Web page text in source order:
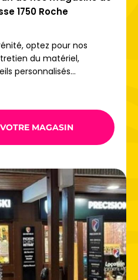
enfants.
tester le ski nocturne
ski, pour prolonger les
de la nuit !
au cœur du massif
1750 Roche
optez pour nos
du matériel,
personnalisés...
MAGASIN